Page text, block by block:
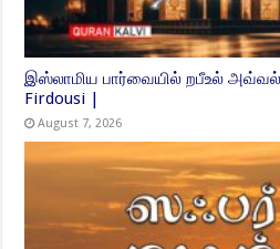
இஸ்லாமிய பார்வையில் றபீஉல் அவ்வல்
Firdousi |
August 7, 2026